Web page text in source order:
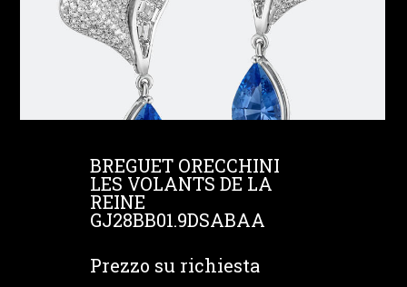
BREGUET ORECCHINI
LES VOLANTS DE LA
REINE
GJ28BB01.9DSABAA
Prezzo su richiesta